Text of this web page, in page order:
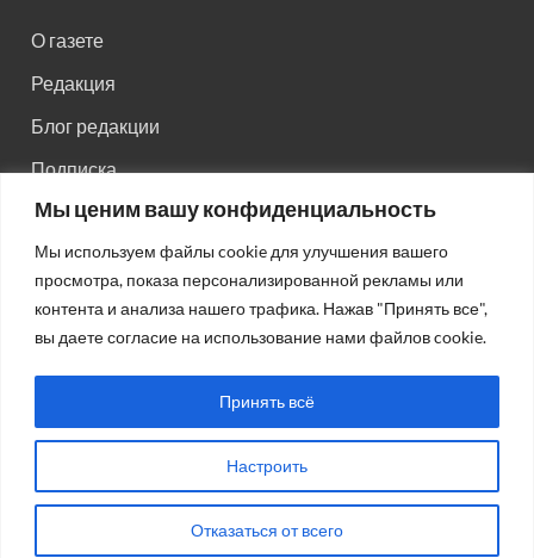
Мы ценим вашу конфиденциальность
Мы используем файлы cookie для улучшения вашего
просмотра, показа персонализированной рекламы или
контента и анализа нашего трафика. Нажав "Принять все",
вы даете согласие на использование нами файлов cookie.
Настроить
Отказаться от всего
Принять всё
О газете
Редакция
Блог редакции
Подписка
Правила поведения на сайте
Реклама
Старый сайт
Старый HTML сайт
Авторсие права: © 2026Газета "Советская Россия".